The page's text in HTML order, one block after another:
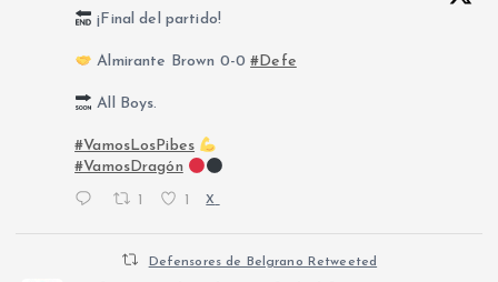
¡Final del partido!
Almirante Brown 0-0#Defe
All Boys.
#VamosLosPibes
#VamosDragón
X
Defensores de Belgrano Retweeted